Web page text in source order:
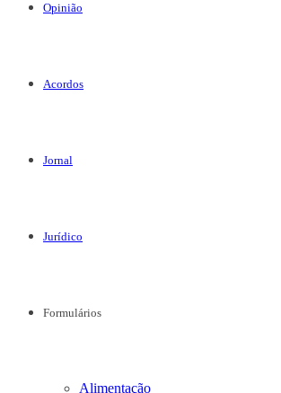
Opinião
Acordos
Jornal
Jurídico
Formulários
Alimentação